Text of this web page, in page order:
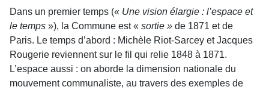
Dans un premier temps (« Une vision élargie : l’espace et
le temps »), la Commune est « sortie » de 1871 et de
Paris. Le temps d’abord : Michèle Riot-Sarcey et Jacques
Rougerie reviennent sur le fil qui relie 1848 à 1871.
L’espace aussi : on aborde la dimension nationale du
mouvement communaliste, au travers des exemples de